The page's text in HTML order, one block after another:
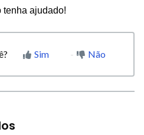
tenha ajudado!
Sim Não